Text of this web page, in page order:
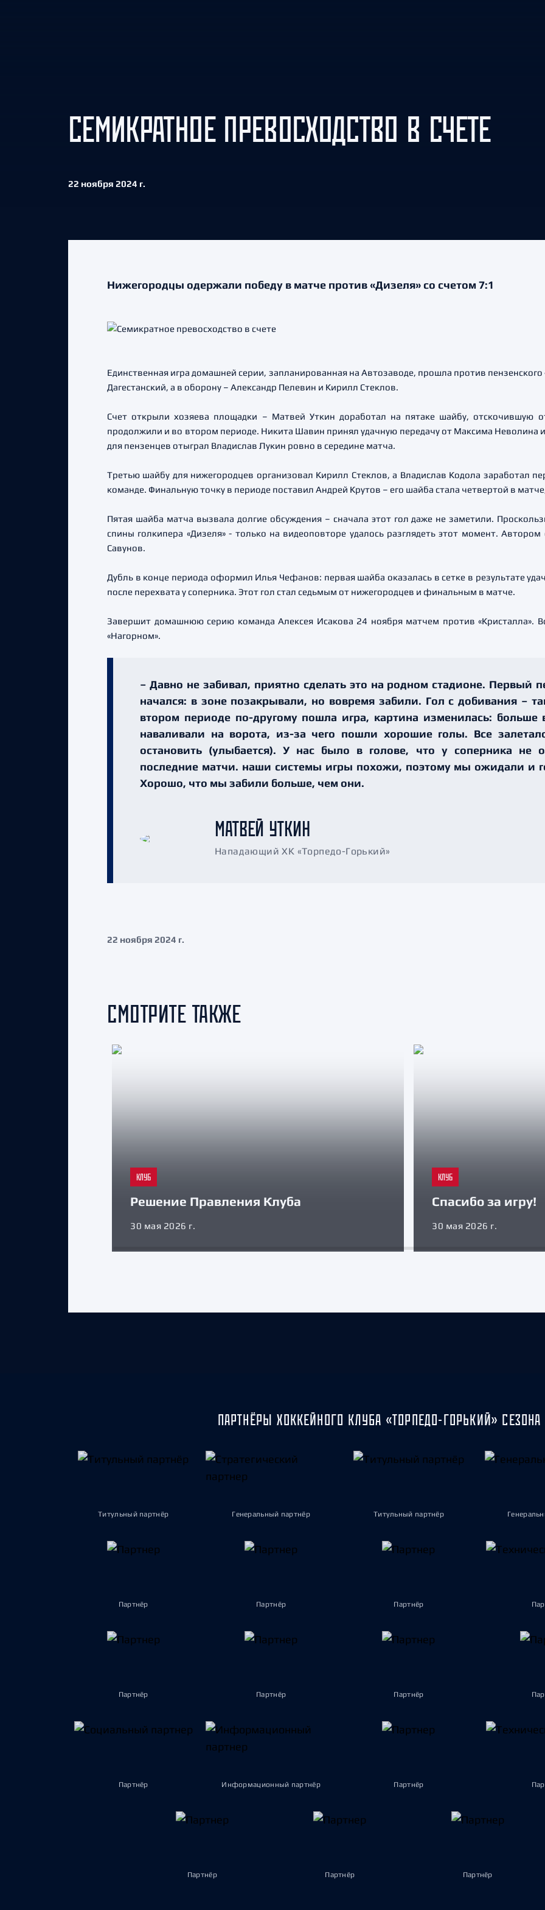
СЕМИКРАТНОЕ ПРЕВОСХОДСТВО В СЧЕТЕ
22 ноября 2024 г.
Нижегородцы одержали победу в матче против «Дизеля» со счетом 7:1
Единственная игра домашней серии, запланированная на Автозаводе, прошла против
Дагестанский, а в оборону – Александр Пелевин и Кирилл Стеклов.
Счет открыли хозяева площадки – Матвей Уткин доработал на пятаке шайбу, отскочившую
продолжили и во втором периоде. Никита Шавин принял удачную передачу от Максима Неволина
для пензенцев отыграл Владислав Лукин ровно в середине матча.
Третью шайбу для нижегородцев организовал Кирилл Стеклов, а Владислав Кодола заработал
команде. Финальную точку в периоде поставил Андрей Крутов – его шайба стала четвертой в
Пятая шайба матча вызвала долгие обсуждения – сначала этот гол даже не заметили.
спины голкипера «Дизеля» - только на видеоповторе удалось разглядеть этот момент.
Савунов.
Дубль в конце периода оформил Илья Чефанов: первая шайба оказалась в сетке в результате
после перехвата у соперника. Этот гол стал седьмым от нижегородцев и финальным в матче.
Завершит домашнюю серию команда Алексея Исакова 24 ноября матчем против «Кристалла».
«Нагорном».
– Давно не забивал, приятно сделать это на родном стадионе. Первый
начался: в зоне позакрывали, но вовремя забили. Гол с добивания –
втором периоде по-другому пошла игра, картина изменилась:
наваливали на ворота, из-за чего пошли хорошие голы. Все
остановить (улыбается). У нас было в голове, что у соперника не
последние матчи. наши системы игры похожи, поэтому мы ожидали и
Хорошо, что мы забили больше, чем они.
МАТВЕЙ УТКИН
Нападающий ХК «Торпедо-Горький»
22 ноября 2024 г.
СМОТРИТЕ ТАКЖЕ
КЛУБ
Решение Правления Клуба
30 мая 2026 г.
КЛУБ
Спасибо за игру!
30 мая 2026 г.
ПАРТНЁРЫ ХОККЕЙНОГО КЛУБА «ТОРПЕДО-ГОРЬКИЙ» СЕЗОНА
Титульный партнёр Генеральный партнёр Титульный партнёр
Партнёр Партнёр Партнёр
Партнёр Партнёр Партнёр
Партнёр Информационный партнёр Партнёр
Партнёр Партнёр Партнёр